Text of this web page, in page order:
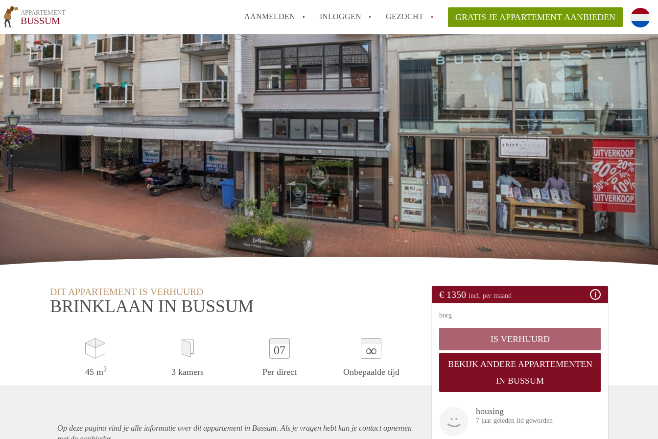
APPARTEMENT
BUSSUM AANMELDEN INLOGGEN GEZOCHT GRATIS JE APPARTEMENT AANBIEDEN
DIT APPARTEMENT IS VERHUURD
BRINKLAAN IN BUSSUM
45 m2 3 kamers
07
Per direct
∞
Onbepaalde tijd
€ 1350 incl. per maand
borg
IS VERHUURD
BEKIJK ANDERE APPARTEMENTEN
IN BUSSUM
housing
7 jaar geleden lid geworden
Op deze pagina vind je alle informatie over ditappartementin Bussum. Als je vragen hebt kun je contact opnemen